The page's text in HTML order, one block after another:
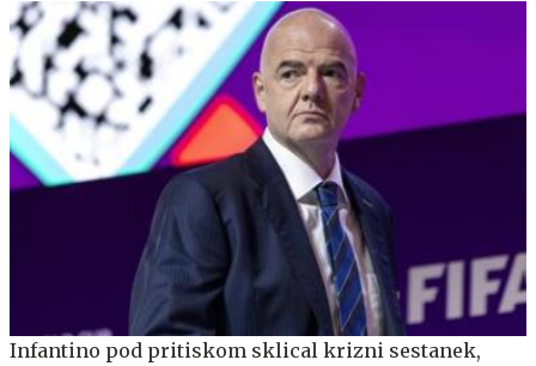
Infantino pod pritiskom sklical krizni sestanek,